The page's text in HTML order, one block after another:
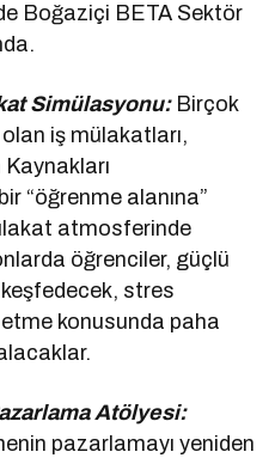
Boğaziçi BETA Sektör
Simülasyonu:Birçok
iş mülakatları,
“öğrenme alanına”
atmosferinde
öğrenciler, güçlü
stres
konusunda paha
Atölyesi:
pazarlamayı yeniden